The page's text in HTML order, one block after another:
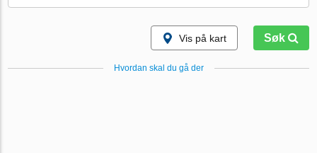
Vis på kart Søk
Hvordan skal du gå der